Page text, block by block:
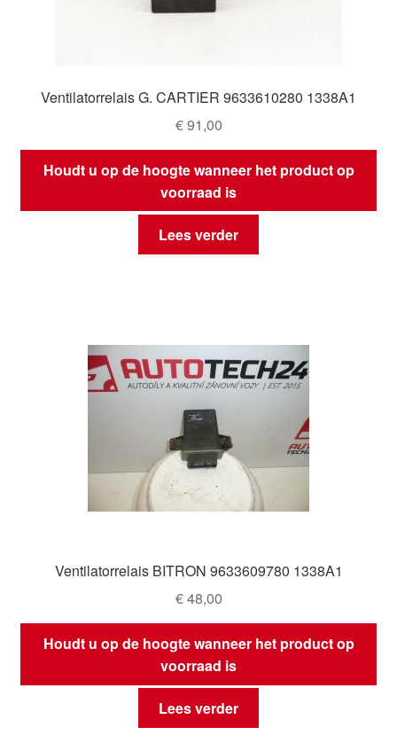
Ventilatorrelais G. CARTIER 9633610280 1338A1
€91,00
Houdt u op de hoogte wanneer het product op
voorraad is
Lees verder
Ventilatorrelais BITRON 9633609780 1338A1
€48,00
Houdt u op de hoogte wanneer het product op
voorraad is
Lees verder